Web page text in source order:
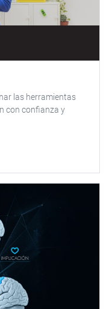
las herramientas
con confianza y